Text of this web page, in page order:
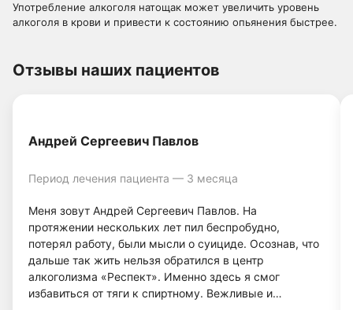
Употребление алкоголя натощак может увеличить уровень
алкоголя в крови и привести к состоянию опьянения быстрее.
Отзывы наших пациентов
Андрей Сергеевич Павлов
Период лечения пациента — 3 месяца
Меня зовут Андрей Сергеевич Павлов. На
протяжении нескольких лет пил беспробудно,
потерял работу, были мысли о суициде. Осознав, что
дальше так жить нельзя обратился в центр
алкоголизма «Респект». Именно здесь я смог
избавиться от тяги к спиртному. Вежливые и